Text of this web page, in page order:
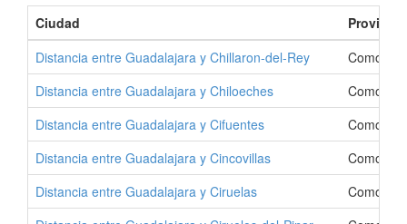
Ciudad
Provincia
Distancia entre Guadalajara y Chillaron-del-Rey
Como Ir
Distancia entre Guadalajara y Chiloeches
Como Ir
Distancia entre Guadalajara y Cifuentes
Como Ir
Distancia entre Guadalajara y Cincovillas
Como Ir
Distancia entre Guadalajara y Ciruelas
Como Ir